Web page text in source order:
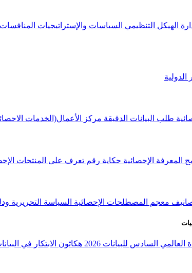
الهيكل التنظيمي السياسات والإستراتيجيات
الدولية
طلب البيانات الدقيقة مركز الأعمال(الخدمات
المعرفة الإحصائية حكاية رقم تعرف على المنتجات
معجم المصطلحات الإحصائية السياسة التحريرية
السادس للبيانات 2026 هكاثون الابتكار في